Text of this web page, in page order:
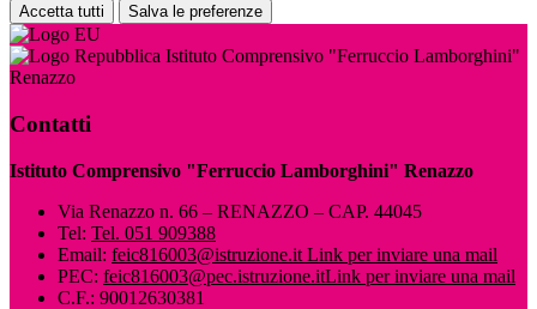
Accetta tutti Salva le preferenze
Istituto Comprensivo "Ferruccio Lamborghini"
Renazzo
Contatti
Istituto Comprensivo "Ferruccio Lamborghini" Renazzo
Via Renazzo n. 66 – RENAZZO – CAP. 44045
Tel: Tel. 051 909388
Email: feic816003@istruzione.it Link per inviare una mail
PEC: feic816003@pec.istruzione.itLink per inviare una mail
C.F.: 90012630381